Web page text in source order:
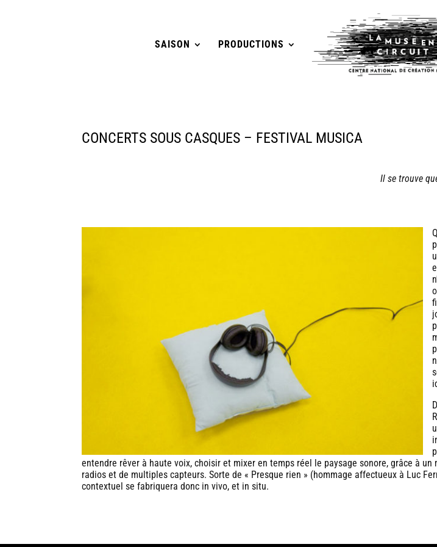
SAISON PRODUCTIONS
CONCERTS SOUS CASQUES – FESTIVAL MUSICA
Il se trouve
entendre rêver à haute voix, choisir et mixer en temps réel le paysage sonore, grâce à
radios et de multiples capteurs. Sorte de « Presque rien » (hommage affectueux à Luc
contextuel se fabriquera donc in vivo, et in situ.